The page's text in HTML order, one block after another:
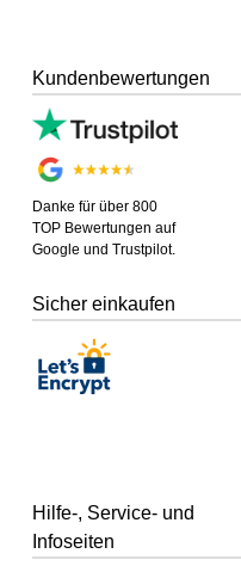
Kundenbewertungen
Danke für über 800
TOP Bewertungen auf
Google und Trustpilot.
Sicher einkaufen
Hilfe-, Service- und
Infoseiten